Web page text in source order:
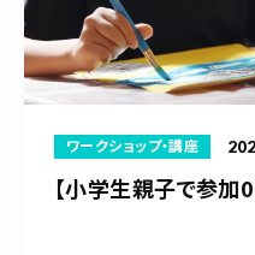
ワークショップ・講座
【小学生親子で参加